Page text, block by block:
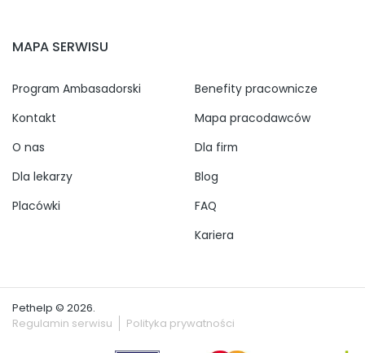
MAPA SERWISU
Program Ambasadorski
Kontakt
O nas
Dla lekarzy
Placówki
Benefity pracownicze
Mapa pracodawców
Dla firm
Blog
FAQ
Kariera
Pethelp © 2026.
Regulamin serwisu
Polityka prywatności